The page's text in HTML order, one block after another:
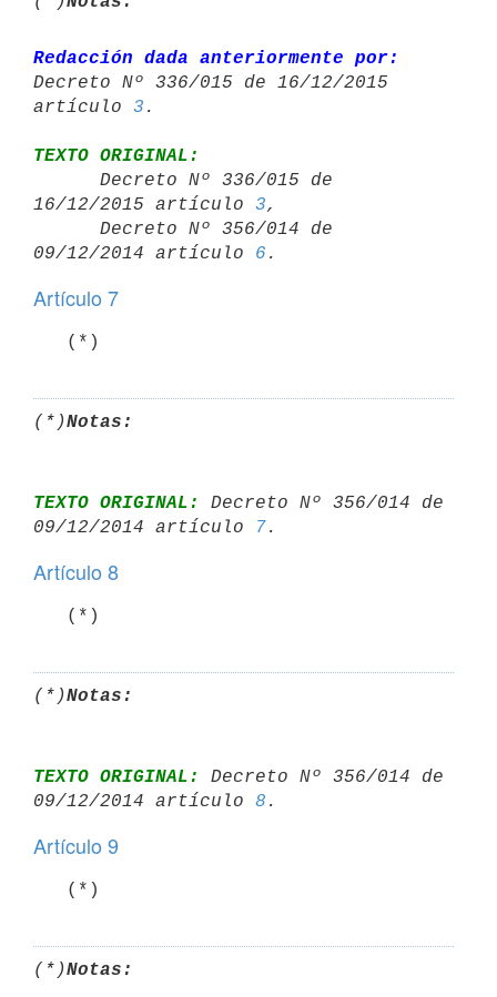
Redacción dada anteriormente por:
Decreto Nº 336/015 de 16/12/2015
artículo 3
TEXTO ORIGINAL:
16/12/2015 artículo 3,
09/12/2014 artículo 6
Artículo 7
   (*)
(*)Notas:
TEXTO ORIGINAL:
Decreto Nº 356/014 de
09/12/2014 artículo
7
Artículo 8
   (*)
(*)Notas:
TEXTO ORIGINAL:
Decreto Nº 356/014 de
09/12/2014 artículo 8
Artículo 9
   (*)
(*)Notas: